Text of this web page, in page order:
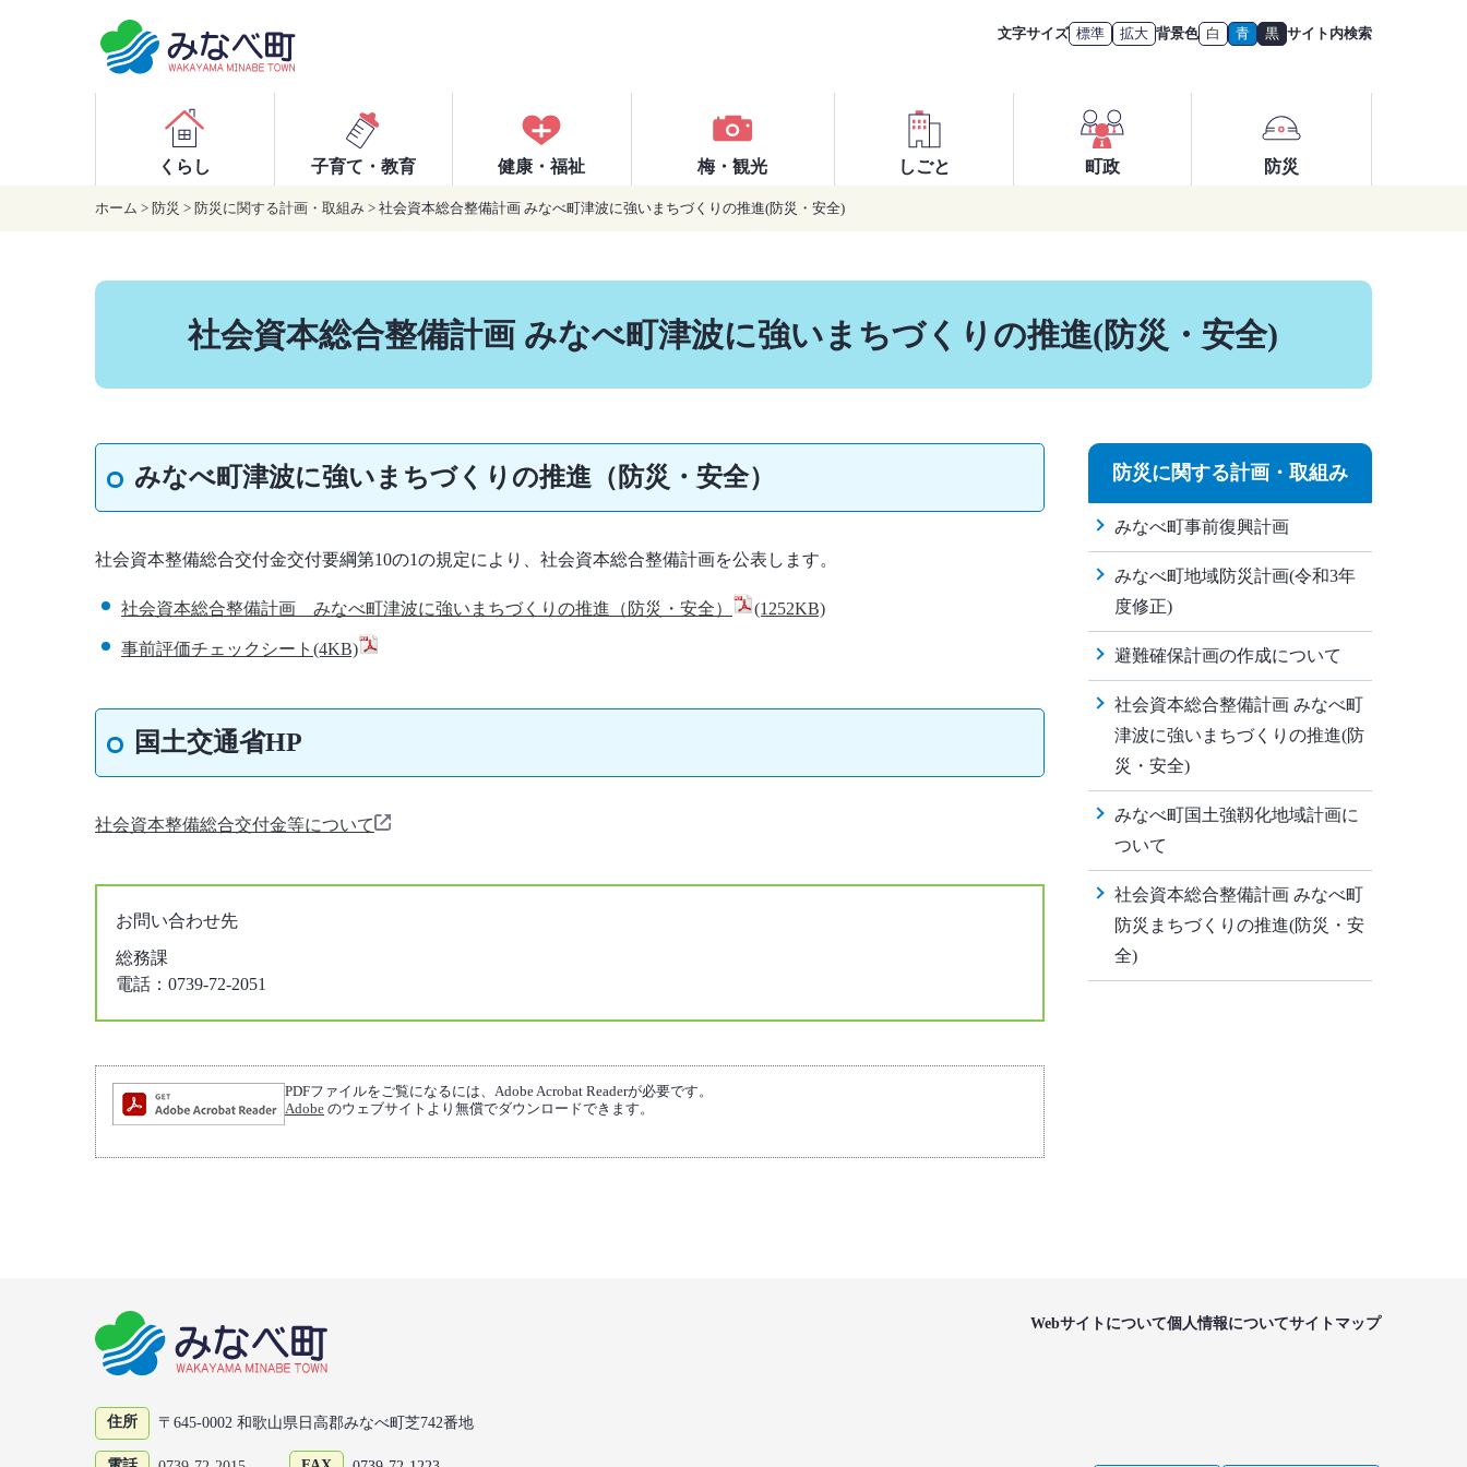
文字サイズ 標準 拡大 背景色 白 青 黒 サイト内検索
くらし 子育て・教育 健康・福祉 梅・観光 しごと 町政 防災
ホーム > 防災 > 防災に関する計画・取組み > 社会資本総合整備計画 みなべ町津波に強いまちづくりの推進(防災・安全)
社会資本総合整備計画 みなべ町津波に強いまちづくりの推進(防災・安全)
みなべ町津波に強いまちづくりの推進（防災・安全）
社会資本整備総合交付金交付要綱第10の1の規定により、社会資本総合整備計画を公表します。
社会資本総合整備計画 みなべ町津波に強いまちづくりの推進（防災・安全） (1252KB)
事前評価チェックシート(4KB)
国土交通省HP
社会資本整備総合交付金等について
お問い合わせ先
総務課
電話：0739-72-2051
PDFファイルをご覧になるには、Adobe Acrobat Readerが必要です。
Adobe のウェブサイトより無償でダウンロードできます。
防災に関する計画・取組み
みなべ町事前復興計画
みなべ町地域防災計画(令和3年
度修正)
避難確保計画の作成について
社会資本総合整備計画 みなべ町
津波に強いまちづくりの推進(防
災・安全)
みなべ町国土強靱化地域計画に
ついて
社会資本総合整備計画 みなべ町
防災まちづくりの推進(防災・安
全)
住所 〒645-0002 和歌山県日高郡みなべ町芝742番地
Webサイトについて個人情報についてサイトマップ